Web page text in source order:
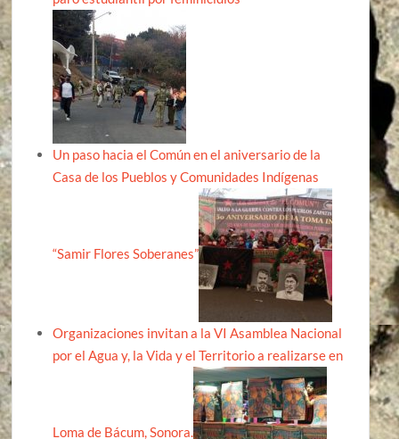
Un paso hacia el Común en el aniversario de la
Casa de los Pueblos y Comunidades Indígenas
“Samir Flores Soberanes”
Organizaciones invitan a la VI Asamblea Nacional
por el Agua y, la Vida y el Territorio a realizarse en
Loma de Bácum, Sonora.